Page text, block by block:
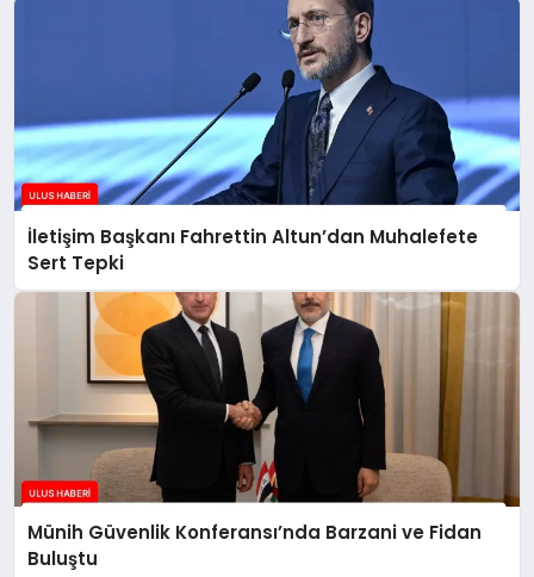
İletişim Başkanı Fahrettin Altun’dan Muhalefete
Sert Tepki
Münih Güvenlik Konferansı’nda Barzani ve Fidan
Buluştu